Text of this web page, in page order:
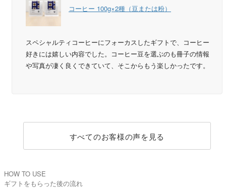
コーヒー 100g×2種（豆または粉）
スペシャルティコーヒーにフォーカスしたギフトで、コーヒー
好きには嬉しい内容でした。コーヒー豆を選ぶのも冊子の情報
や写真が凄く良くできていて、そこからもう楽しかったです。
すべてのお客様の声を見る
HOW TO USE
ギフトをもらった後の流れ